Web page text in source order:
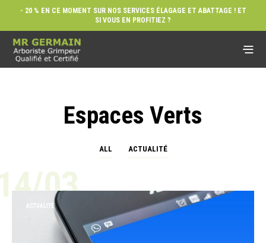
- 20 % EN CE MOMENT SUR NOS SERVICES ÉLAGAGE ET ABATTAGE ! ET
SI VOUS EN PROFITIEZ ?
Espaces Verts
ALL ACTUALITÉ
03
ACTUALITÉ